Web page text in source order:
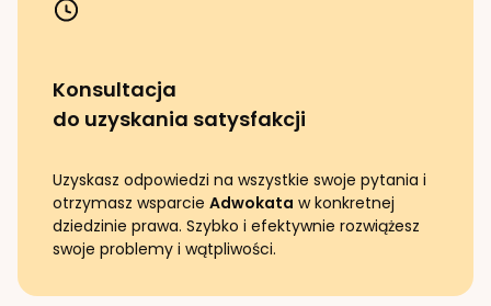
Konsultacja
do uzyskania satysfakcji
Uzyskasz odpowiedzi na wszystkie swoje pytania i
otrzymasz wsparcie Adwokata w konkretnej
dziedzinie prawa. Szybko i efektywnie rozwiążesz
swoje problemy i wątpliwości.